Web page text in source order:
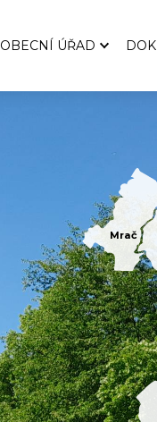
OBECNÍ ÚŘAD
Zákon č. 106/1999 Sb.
Formuláře ke stažení
Profil zadavatele
Ochrana osobních údajů
Koordinátor sociální
Povinné údaje
Mrač